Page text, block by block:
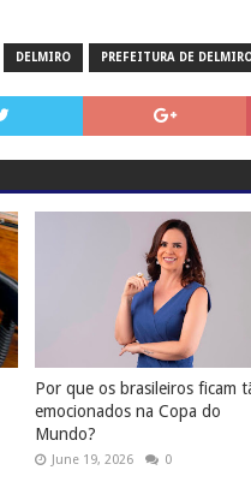
DELMIRO PREFEITURA DE
Por que os brasileiros ficam
emocionados na Copa do
Mundo?
June 19, 2026 0